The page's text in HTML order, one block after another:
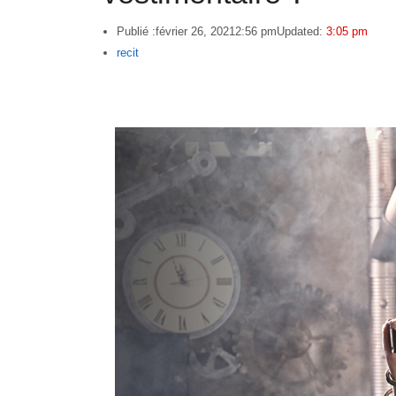
Publié :février 26, 20212:56 pmUpdated: 3:05 pm
Author
recit